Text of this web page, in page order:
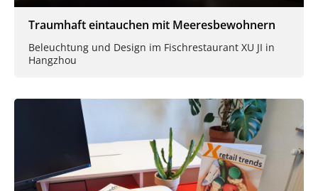
Traumhaft eintauchen mit Meeresbewohnern
Beleuchtung und Design im Fischrestaurant XU JI in
Hangzhou